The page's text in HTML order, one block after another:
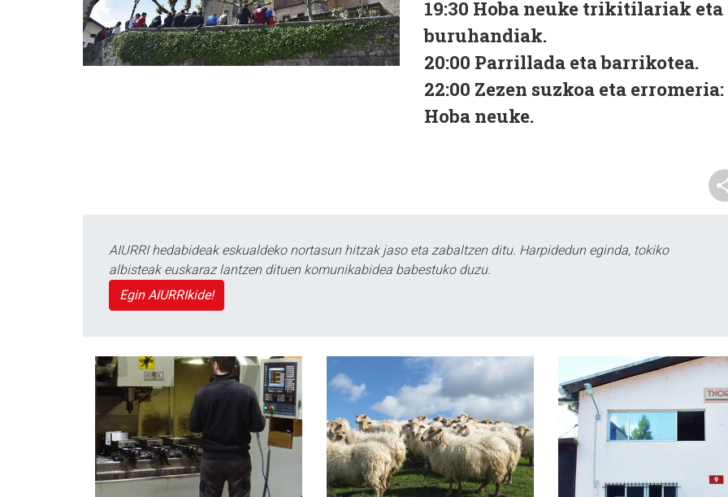
19:30 Hoba neuke trikitilariak eta
buruhandiak.
20:00 Parrillada eta barrikotea.
22:00 Zezen suzkoa eta erromeria:
Hoba neuke.
AIURRI hedabideak eskualdeko nortasun hitzak jaso eta zabaltzen ditu. Harpidedun eginda, tokiko
albisteak euskaraz lantzen dituen komunikabidea babestuko duzu.
Egin AIURRIkide!